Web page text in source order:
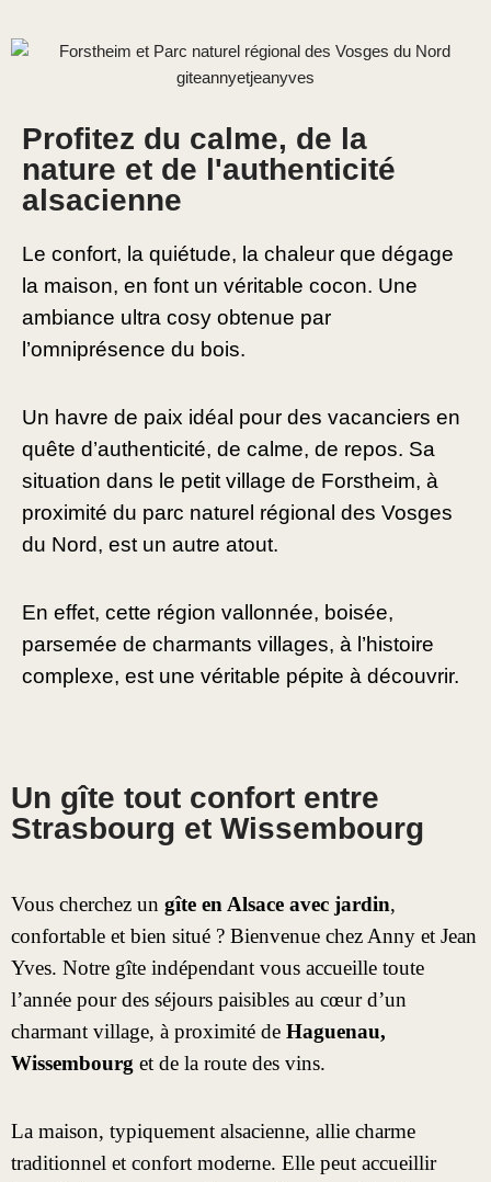
Profitez du calme, de la
nature et de l'authenticité
alsacienne
Le confort, la quiétude, la chaleur que dégage
la maison, en font un véritable cocon. Une
ambiance ultra cosy obtenue par
l’omniprésence du bois.
Un havre de paix idéal pour des vacanciers en
quête d’authenticité, de calme, de repos. Sa
situation dans le petit village de Forstheim, à
proximité du parc naturel régional des Vosges
du Nord, est un autre atout.
En effet, cette région vallonnée, boisée,
parsemée de charmants villages, à l’histoire
complexe, est une véritable pépite à découvrir.
Un gîte tout confort entre
Strasbourg et Wissembourg
Vous cherchez un gîte en Alsace avec jardin,
confortable et bien situé ? Bienvenue chez Anny et Jean
Yves. Notre gîte indépendant vous accueille toute
l’année pour des séjours paisibles au cœur d’un
charmant village, à proximité de Haguenau,
Wissembourg et de la route des vins.
La maison, typiquement alsacienne, allie charme
traditionnel et confort moderne. Elle peut accueillir